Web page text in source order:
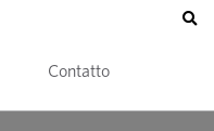
Contatto